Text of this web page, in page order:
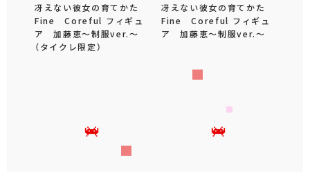
冴えない彼女の育てかた
Fine Coreful フィギュ
ア 加藤恵～制服ver.～
（タイクレ限定）
冴えない彼女の育てかた
Fine Coreful フィギュ
ア 加藤恵～制服ver.～